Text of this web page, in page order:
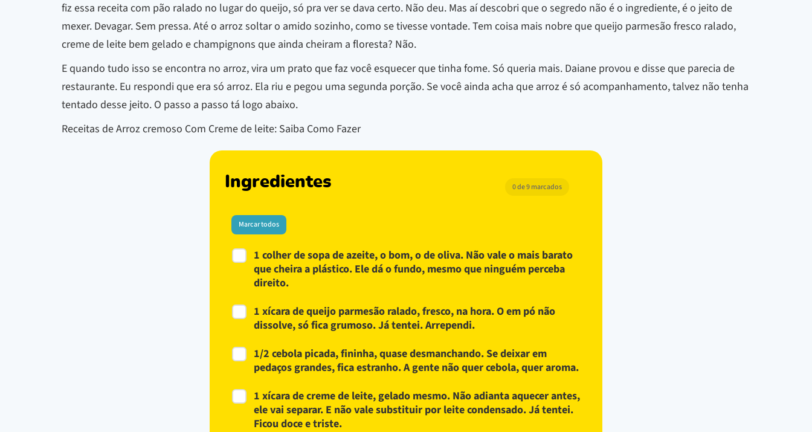
fiz essa receita com pão ralado no lugar do queijo, só pra ver se dava certo. Não deu. Mas aí descobri que o segredo não é o ingrediente, é o jeito de
mexer. Devagar. Sem pressa. Até o arroz soltar o amido sozinho, como se tivesse vontade. Tem coisa mais nobre que queijo parmesão fresco ralado,
creme de leite bem gelado e champignons que ainda cheiram a floresta? Não.
E quando tudo isso se encontra no arroz, vira um prato que faz você esquecer que tinha fome. Só queria mais. Daiane provou e disse que parecia de
restaurante. Eu respondi que era só arroz. Ela riu e pegou uma segunda porção. Se você ainda acha que arroz é só acompanhamento, talvez não tenha
tentado desse jeito. O passo a passo tá logo abaixo.
Receitas de Arroz cremoso Com Creme de leite: Saiba Como Fazer
Ingredientes 0 de 9 marcados
Marcar todos
1 colher de sopa de azeite, o bom, o de oliva. Não vale o mais barato
que cheira a plástico. Ele dá o fundo, mesmo que ninguém perceba
direito.
1 xícara de queijo parmesão ralado, fresco, na hora. O em pó não
dissolve, só fica grumoso. Já tentei. Arrependi.
1/2 cebola picada, fininha, quase desmanchando. Se deixar em
pedaços grandes, fica estranho. A gente não quer cebola, quer aroma.
1 xícara de creme de leite, gelado mesmo. Não adianta aquecer antes,
ele vai separar. E não vale substituir por leite condensado. Já tentei.
Ficou doce e triste.